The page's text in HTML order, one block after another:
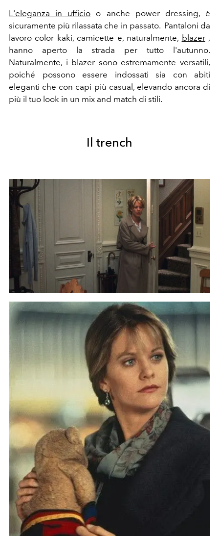
L'eleganza in ufficio o anche power dressing, è
sicuramente più rilassata che in passato. Pantaloni da
lavoro color kaki, camicette e, naturalmente, blazer,
hanno aperto la strada per tutto l'autunno.
Naturalmente, i blazer sono estremamente versatili,
poiché possono essere indossati sia con abiti
eleganti che con capi più casual, elevando ancora di
più il tuo look in un mix and match di stili.
Il trench